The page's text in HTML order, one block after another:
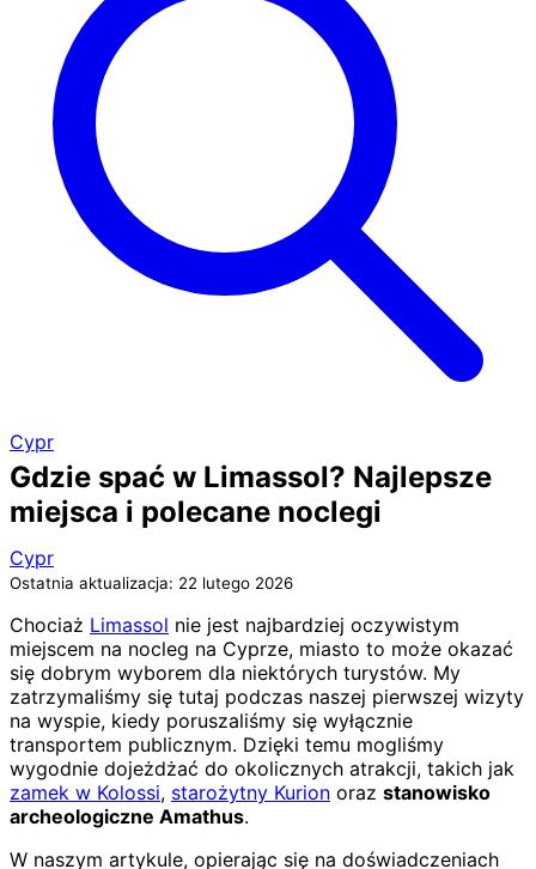
Cypr
Gdzie spać w Limassol? Najlepsze
miejsca i polecane noclegi
Cypr
Ostatnia aktualizacja: 22 lutego 2026
Chociaż Limassol nie jest najbardziej oczywistym
miejscem na nocleg na Cyprze, miasto to może okazać
się dobrym wyborem dla niektórych turystów. My
zatrzymaliśmy się tutaj podczas naszej pierwszej wizyty
na wyspie, kiedy poruszaliśmy się wyłącznie
transportem publicznym. Dzięki temu mogliśmy
wygodnie dojeżdżać do okolicznych atrakcji, takich jak
zamek w Kolossi, starożytny Kurion oraz stanowisko
archeologiczne Amathus.
W naszym artykule, opierając się na doświadczeniach